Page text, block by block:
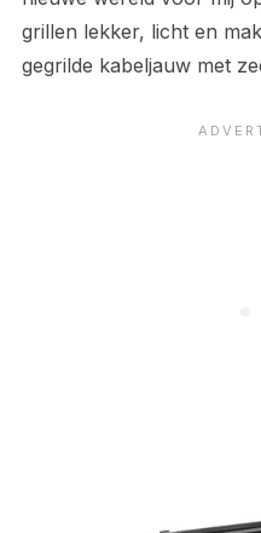
grillen lekker, licht en
gegrilde kabeljauw met